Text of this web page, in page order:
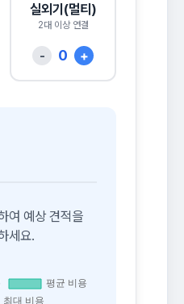
실외기(멀티)
2대 이상 연결
- 0 +
여 예상 견적을
세요.